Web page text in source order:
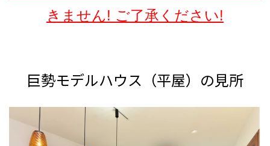
きません! ご了承ください!
巨勢モデルハウス（平屋）の見所